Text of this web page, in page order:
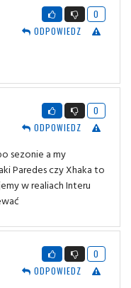
0
ODPOWIEDZ
0
ODPOWIEDZ
sezonie a my
Paredes czy Xhaka to
w realiach Interu
0
ODPOWIEDZ